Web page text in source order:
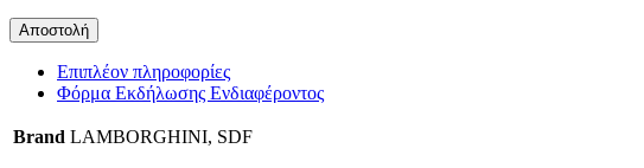
Επιπλέον πληροφορίες
Φόρμα Εκδήλωσης Ενδιαφέροντος
Brand LAMBORGHINI, SDF